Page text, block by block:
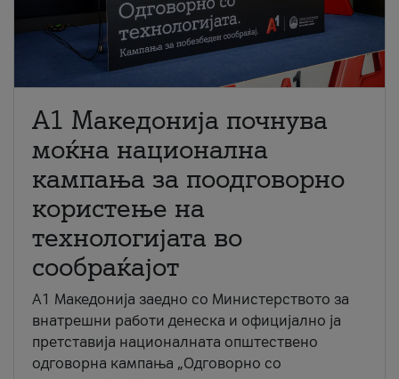
A1 Македонија почнува
моќна национална
кампања за поодговорно
користење на
технологијата во
сообраќајот
A1 Македонија заедно со Министерството за
внатрешни работи денеска и официјално ја
претставија националната општествено
одговорна кампања „Одговорно со